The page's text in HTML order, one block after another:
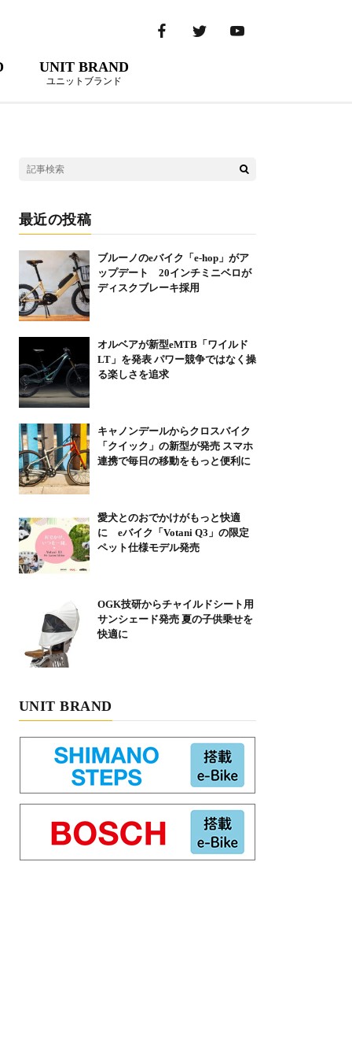
UNIT BRAND
ユニットブランド
最近の投稿
ブルーノのeバイク「e-hop」がア
ップデート 20インチミニベロが
ディスクブレーキ採用
オルベアが新型eMTB「ワイルド
LT」を発表 パワー競争ではなく操
る楽しさを追求
キャノンデールからクロスバイク
「クイック」の新型が発売 スマホ
連携で毎日の移動をもっと便利に
愛犬とのおでかけがもっと快適
に eバイク「Votani Q3」の限定
ペット仕様モデル発売
OGK技研からチャイルドシート用
サンシェード発売 夏の子供乗せを
快適に
UNIT BRAND